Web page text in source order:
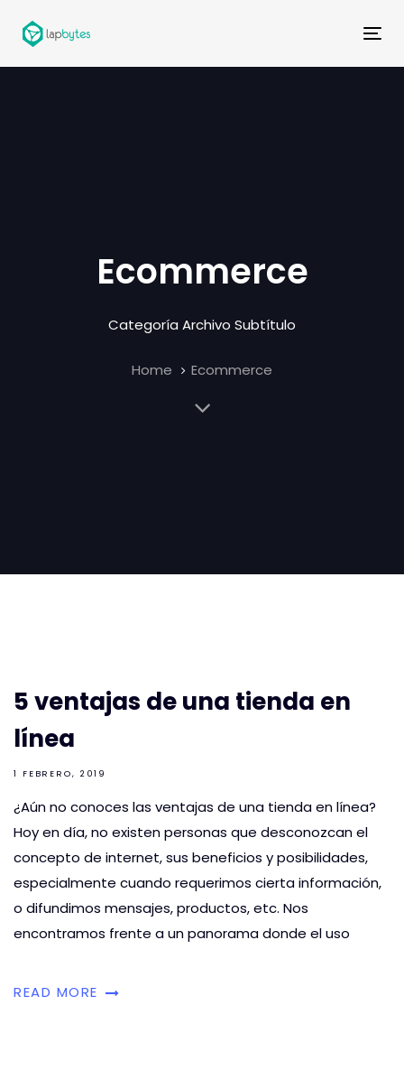
links
Ecommerce
Categoría Archivo Subtítulo
Home Ecommerce
5 ventajas de una tienda en
línea
1 FEBRERO, 2019
¿Aún no conoces las ventajas de una tienda en línea?
Hoy en día, no existen personas que desconozcan el
concepto de internet, sus beneficios y posibilidades,
especialmente cuando requerimos cierta información,
o difundimos mensajes, productos, etc. Nos
encontramos frente a un panorama donde el uso
READ MORE